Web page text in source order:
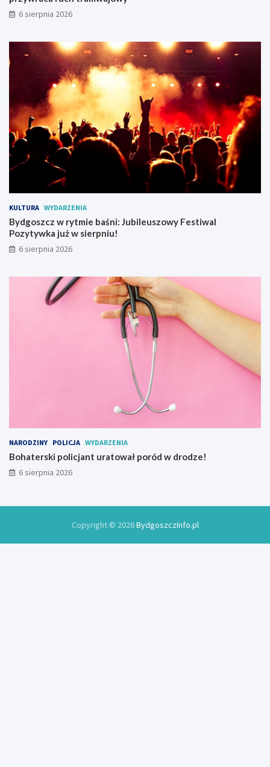
!
i
m
y
c
a
r
u
c
h
m
w
a
j
y
6 sierpnia 2026
KULTURA WYDARZENIA
Bydgoszcz w rytmie baśni: Jubileuszowy Festiwal
Pozytywka już w sierpniu!
6 sierpnia 2026
NARODZINY POLICJA WYDARZENIA
Bohaterski policjant uratował poród w drodze!
6 sierpnia 2026
Copyright © 2026BydgoszczInfo.pl